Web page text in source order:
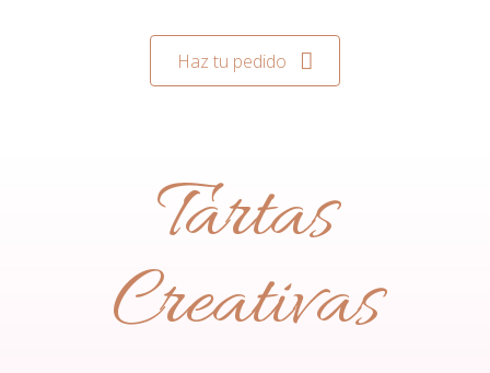
Haz tu pedido
Tartas
Creativas